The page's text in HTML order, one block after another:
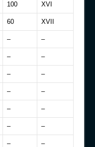
100 XVI
60 XVII
– –
– –
– –
– –
– –
– –
– –